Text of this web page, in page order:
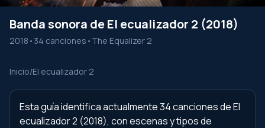
Banda sonora de El ecualizador 2 (2018)
2018 • 34 canciones • The Equalizer 2
Inicio/El ecualizador 2
Esta guía identifica actualmente 34 canciones de El
ecualizador 2 (2018), con escenas y tipos de